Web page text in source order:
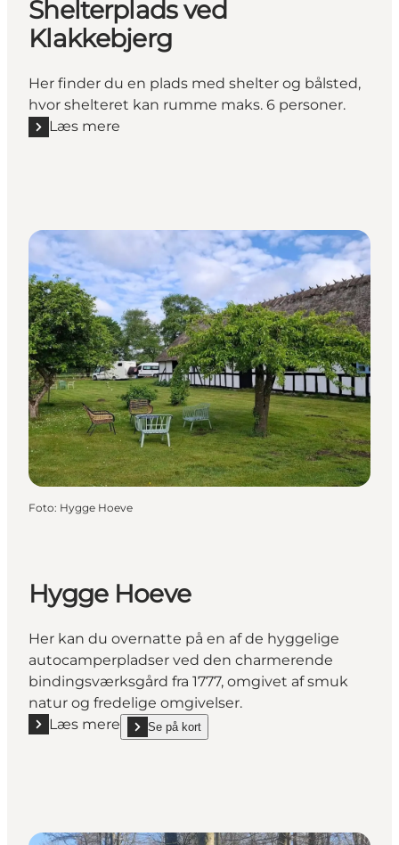
Shelterplads ved
Klakkebjerg
Her finder du en plads med shelter og bålsted,
hvor shelteret kan rumme maks. 6 personer.
Læs mere
Læs mere "Shelterplads ved Klakkebjerg"
Foto: Hygge Hoeve
Hygge Hoeve
Her kan du overnatte på en af de hyggelige
autocamperpladser ved den charmerende
bindingsværksgård fra 1777, omgivet af smuk
natur og fredelige omgivelser.
Læs mere
Læs mere "Hygge Hoeve"
Se på kort
show Hygge Hoeve on_map